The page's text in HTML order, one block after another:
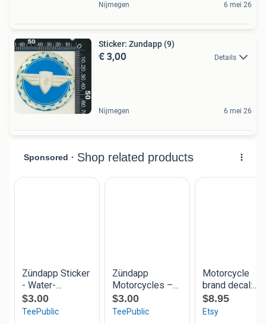
Nijmegen 6 mei 26
Sticker: Zundapp (9)
€ 3,00 Details
Nijmegen 6 mei 26